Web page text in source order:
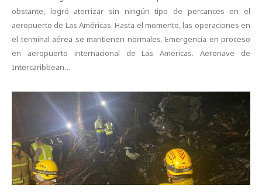
obstante, logró aterrizar sin ningún tipo de percances en el
aeropuerto de Las Américas. Hasta el momento, las operaciones en
el terminal aérea se mantienen normales. Emergencia en proceso
en aeropuerto internacional de Las Americas. Aeronave de
Intercaribbean…